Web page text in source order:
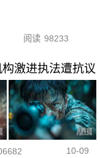
阅读 98233
激进执法遭抗议
10-09